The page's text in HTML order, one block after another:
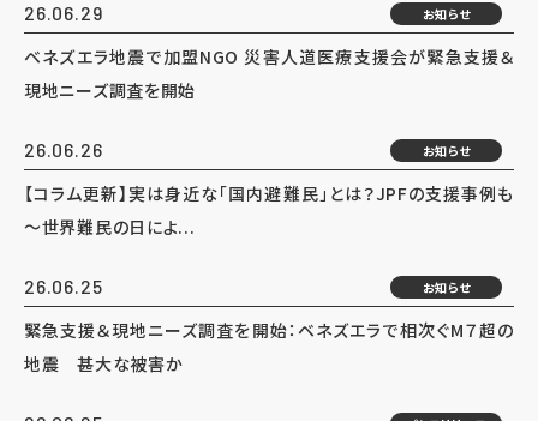
26.06.29 お知らせ
ベネズエラ地震で加盟NGO 災害人道医療支援会が緊急支援＆
現地ニーズ調査を開始
26.06.26 お知らせ
【コラム更新】実は身近な「国内避難民」とは？JPFの支援事例も
～世界難民の日によ...
26.06.25 お知らせ
緊急支援＆現地ニーズ調査を開始：ベネズエラで相次ぐM７超の
地震 甚大な被害か